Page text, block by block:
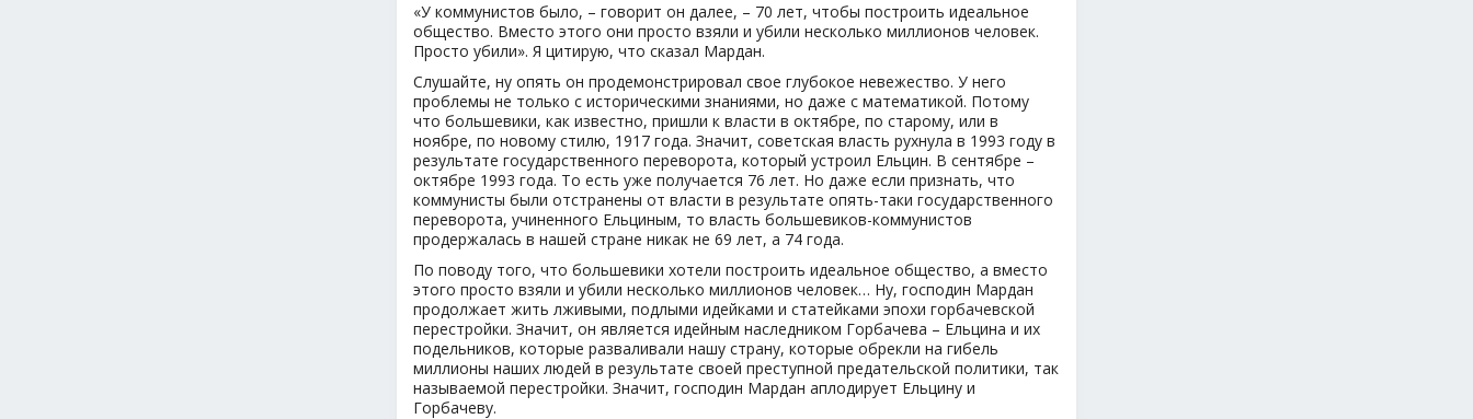
«У коммунистов было, – говорит он далее, – 70 лет, чтобы построить идеальное
общество. Вместо этого они просто взяли и убили несколько миллионов человек.
Просто убили». Я цитирую, что сказал Мардан.
Слушайте, ну опять он продемонстрировал свое глубокое невежество. У него
проблемы не только с историческими знаниями, но даже с математикой. Потому
что большевики, как известно, пришли к власти в октябре, по старому, или в
ноябре, по новому стилю, 1917 года. Значит, советская власть рухнула в 1993 году в
результате государственного переворота, который устроил Ельцин. В сентябре –
октябре 1993 года. То есть уже получается 76 лет. Но даже если признать, что
коммунисты были отстранены от власти в результате опять-таки государственного
переворота, учиненного Ельциным, то власть большевиков-коммунистов
продержалась в нашей стране никак не 69 лет, а 74 года.
По поводу того, что большевики хотели построить идеальное общество, а вместо
этого просто взяли и убили несколько миллионов человек… Ну, господин Мардан
продолжает жить лживыми, подлыми идейками и статейками эпохи горбачевской
перестройки. Значит, он является идейным наследником Горбачева – Ельцина и их
подельников, которые разваливали нашу страну, которые обрекли на гибель
миллионы наших людей в результате своей преступной предательской политики, так
называемой перестройки. Значит, господин Мардан аплодирует Ельцину и
Горбачеву.